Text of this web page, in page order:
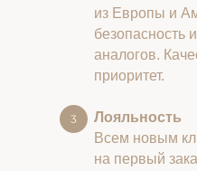
из Европы и
безопасность
аналогов.
приоритет.
Лояльность
Всем новым
на первый